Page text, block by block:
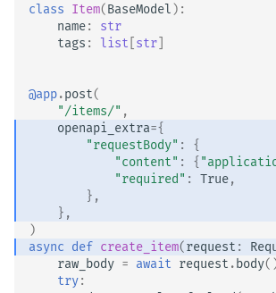
class Item(BaseModel ):
name:
str
tags : list str
@app.post(
"/items/" ,
openapi_extra={
"requestBody" :
{
"content" : {
"required" : True,
},
},
)
async def create_item(request :
raw_body = await request . body
try: